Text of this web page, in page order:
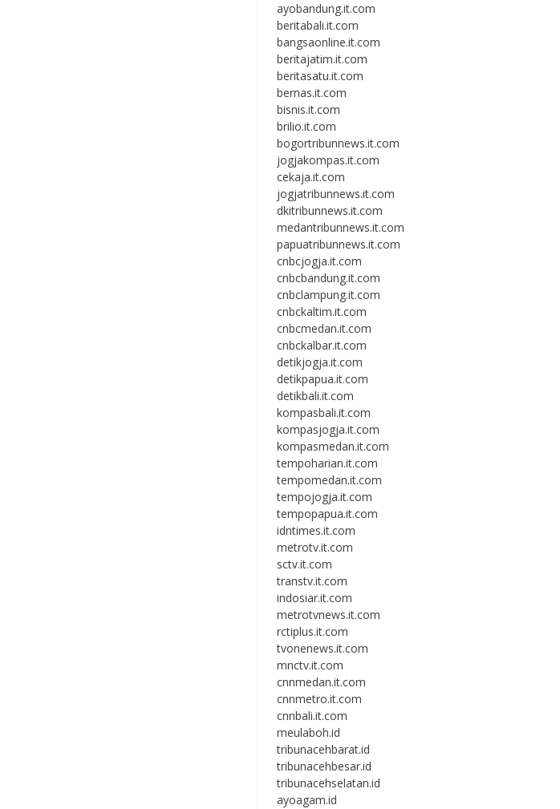
ayobandung.it.com
beritabali.it.com
bangsaonline.it.com
beritajatim.it.com
beritasatu.it.com
bernas.it.com
bisnis.it.com
brilio.it.com
bogortribunnews.it.com
jogjakompas.it.com
cekaja.it.com
jogjatribunnews.it.com
dkitribunnews.it.com
medantribunnews.it.com
papuatribunnews.it.com
cnbcjogja.it.com
cnbcbandung.it.com
cnbclampung.it.com
cnbckaltim.it.com
cnbcmedan.it.com
cnbckalbar.it.com
detikjogja.it.com
detikpapua.it.com
detikbali.it.com
kompasbali.it.com
kompasjogja.it.com
kompasmedan.it.com
tempoharian.it.com
tempomedan.it.com
tempojogja.it.com
tempopapua.it.com
idntimes.it.com
metrotv.it.com
sctv.it.com
transtv.it.com
indosiar.it.com
metrotvnews.it.com
rctiplus.it.com
tvonenews.it.com
mnctv.it.com
cnnmedan.it.com
cnnmetro.it.com
cnnbali.it.com
meulaboh.id
tribunacehbarat.id
tribunacehbesar.id
tribunacehselatan.id
ayoagam.id